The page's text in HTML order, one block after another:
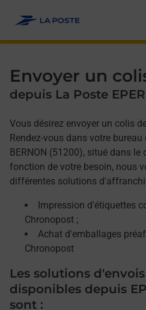
Envoyer un
depuis La Poste
Vous désirez envoyer un colis
Rendez-vous dans votre bureau
BERNON (51200), situé dans le
fonction de votre besoin, nous
différentes solutions
Impression d'étiquettes
Chronopost ;
Achat d'emballages
Chronopost
Les solutions
disponibles depuis
sont :